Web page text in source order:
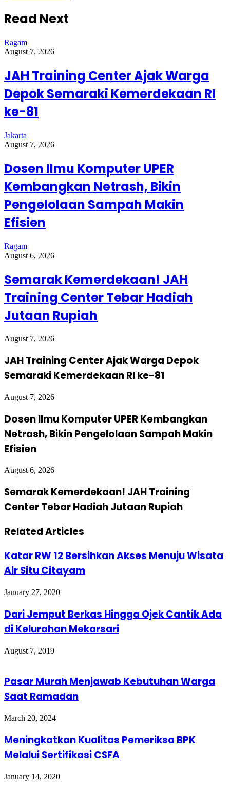
Read Next
Ragam
August 7, 2026
JAH Training Center Ajak Warga
Depok Semaraki Kemerdekaan RI
ke-81
Jakarta
August 7, 2026
Dosen Ilmu Komputer UPER
Kembangkan Netrash, Bikin
Pengelolaan Sampah Makin
Efisien
Ragam
August 6, 2026
Semarak Kemerdekaan! JAH
Training Center Tebar Hadiah
Jutaan Rupiah
August 7, 2026
JAH Training Center Ajak Warga Depok
Semaraki Kemerdekaan RI ke-81
August 7, 2026
Dosen Ilmu Komputer UPER Kembangkan
Netrash, Bikin Pengelolaan Sampah Makin
Efisien
August 6, 2026
Semarak Kemerdekaan! JAH Training
Center Tebar Hadiah Jutaan Rupiah
Related Articles
Katar RW 12 Bersihkan Akses Menuju Wisata
Air Situ Citayam
January 27, 2020
Dari Jemput Berkas Hingga Ojek Cantik Ada
di Kelurahan Mekarsari
August 7, 2019
Pasar Murah Menjawab Kebutuhan Warga
Saat Ramadan
March 20, 2024
Meningkatkan Kualitas Pemeriksa BPK
Melalui Sertifikasi CSFA
January 14, 2020